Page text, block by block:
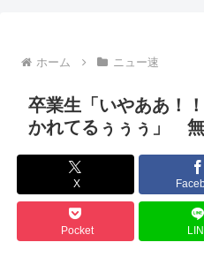
ガンダムSEEDの新台パチ●コ、
高市早苗熊本視察PVを映像ディ
みいちゃんのモデルになった人は
『ヤニねこ』の喫煙や覚醒剤の
海外「これが文明か！」日本に
ゼレンスキー大統領「日本の支
「沢城みゆき」「悠木碧」「坂
ホーム ニュー速
卒業生「いやああ！
かれてるぅぅぅ」
X
Pocket